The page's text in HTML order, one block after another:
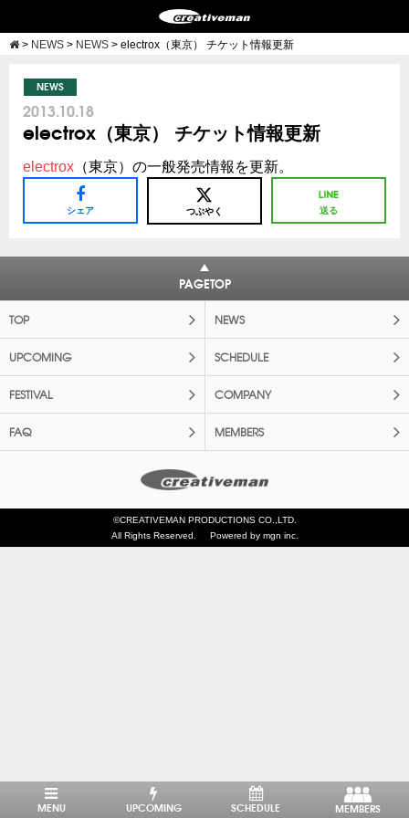
> NEWS > NEWS > electrox（東京） チケット情報更新
NEWS
2013.10.18
electrox（東京） チケット情報更新
electrox （東京）の一般発売情報を更新。
シェア つぶやく 送る
PAGETOP
TOP NEWS
UPCOMING SCHEDULE
FESTIVAL COMPANY
FAQ MEMBERS
©CREATIVEMAN PRODUCTIONS CO.,LTD.
All Rights Reserved.
Powered by mgn inc.
MENU UPCOMING SCHEDULE MEMBERS